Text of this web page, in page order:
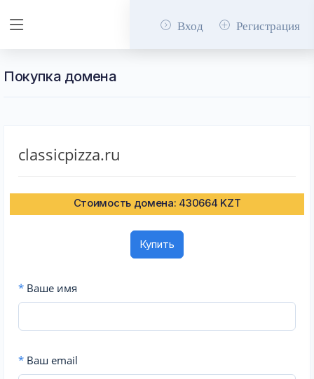
Вход Регистрация
Покупка домена
classicpizza.ru
Стоимость домена: 430664 KZT
Купить
* Ваше имя
* Ваш email